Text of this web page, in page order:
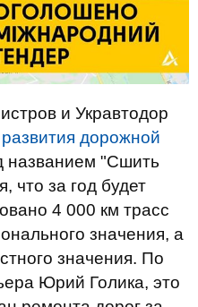
и Укравтодор
дорожной
названием "Сшить
что за год будет
4 000 км трасс
значения, а
значения. По
Юрий Голика, это